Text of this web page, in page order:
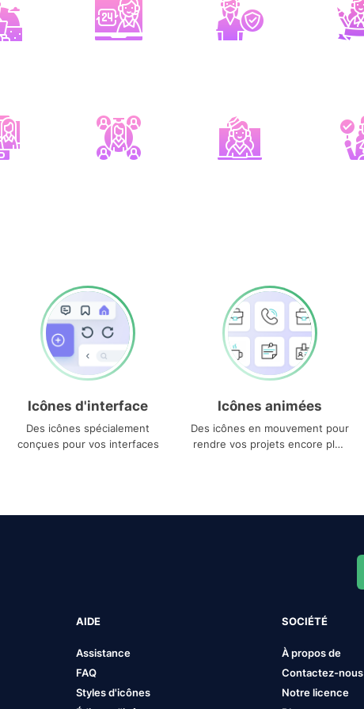
Icônes d'interface
Des icônes spécialement
conçues pour vos interfaces
Icônes animées
Des icônes en mouvement pour
rendre vos projets encore plus
AIDE
Assistance
FAQ
Styles d'icônes
SOCIÉTÉ
À propos de
Contactez-nous
Notre licence